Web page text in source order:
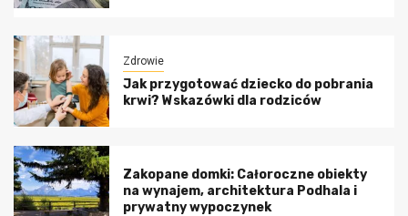
Zdrowie
Jak przygotować dziecko do pobrania
krwi? Wskazówki dla rodziców
Zakopane domki: Całoroczne obiekty
na wynajem, architektura Podhala i
prywatny wypoczynek